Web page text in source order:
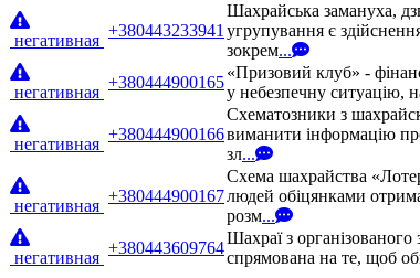
негативная
+380443233941
Шахрайська замануха,
угрупування є
зокрем...
негативная
+380444900165
«Призовий клуб» -
у небезпечну ситуацію,
негативная
+380444900166
Схематозники з
виманити інформацію
зл...
негативная
+380444900167
Схема шахрайства
людей обіцянками
розм...
негативная
+380443609764
Шахраї з
спрямована на те, щоб